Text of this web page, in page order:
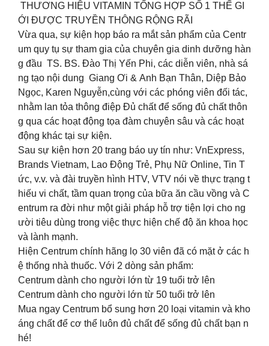
THƯƠNG HIỆU VITAMIN TỔNG HỢP SỐ 1 THẾ GI
ỚI ĐƯỢC TRUYỀN THÔNG RỘNG RÃI
Vừa qua, sự kiện họp báo ra mắt sản phẩm của Centr
um quy tụ sự tham gia của chuyên gia dinh dưỡng hàn
g đầu TS. BS. Đào Thị Yến Phi, các diễn viên, nhà sá
ng tạo nội dung Giang Ơi & Anh Bạn Thân, Diệp Bảo
Ngọc, Karen Nguyễn,cùng với các phóng viên đối tác,
nhằm lan tỏa thông điệp Đủ chất để sống đủ chất thôn
g qua các hoạt động tọa đàm chuyên sâu và các hoạt
động khác tại sự kiện.
Sau sự kiện hơn 20 trang báo uy tín như: VnExpress,
Brands Vietnam, Lao Động Trẻ, Phụ Nữ Online, Tin T
ức, v.v. và đài truyền hình HTV, VTV nói về thực trạng t
hiếu vi chất, tầm quan trọng của bữa ăn cầu vồng và C
entrum ra đời như một giải pháp hỗ trợ tiện lợi cho ng
ười tiêu dùng trong việc thực hiện chế độ ăn khoa học
và lành mạnh.
Hiện Centrum chính hãng lọ 30 viên đã có mặt ở các h
ệ thống nhà thuốc. Với 2 dòng sản phẩm:
️Centrum dành cho người lớn từ 19 tuổi trở lên
️Centrum dành cho người lớn từ 50 tuổi trở lên
️️Mua ngay Centrum bổ sung hơn 2️0️ loại vitamin và kho
áng chất để cơ thể luôn đủ chất để sống đủ chất bạn n
hé!